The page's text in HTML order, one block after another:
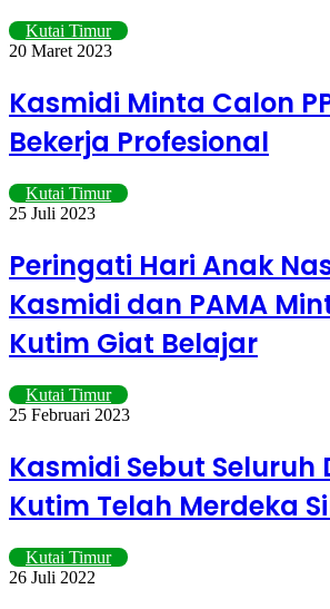
Kutai Timur
20 Maret 2023
Kasmidi Minta Calon
Bekerja Profesional
Kutai Timur
25 Juli 2023
Peringati Hari Anak
Kasmidi dan PAMA
Kutim Giat Belajar
Kutai Timur
25 Februari 2023
Kasmidi Sebut Seluruh
Kutim Telah Merdeka
Kutai Timur
26 Juli 2022